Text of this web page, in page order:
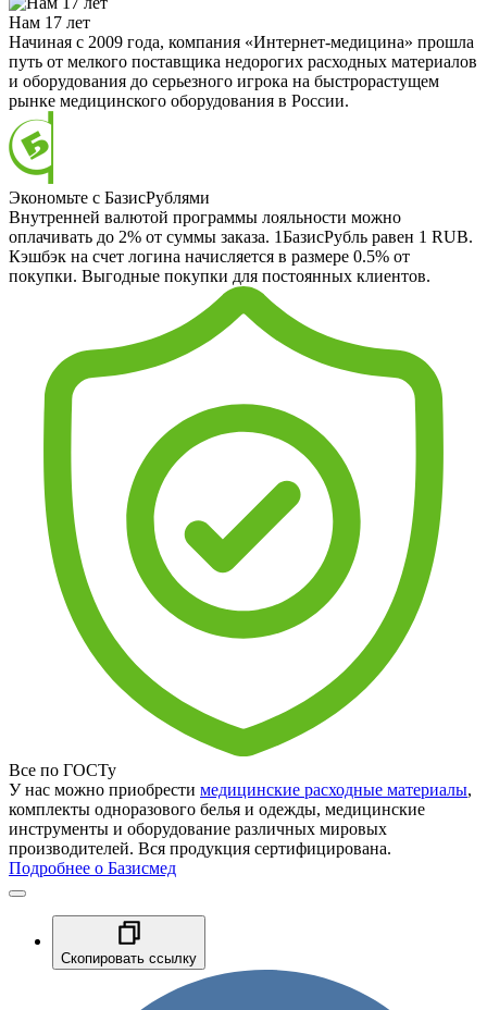
Нам 17 лет
Начиная с 2009 года, компания «Интернет-медицина» прошла
путь от мелкого поставщика недорогих расходных материалов
и оборудования до серьезного игрока на быстрорастущем
рынке медицинского оборудования в России.
Экономьте с БазисРублями
Внутренней валютой программы лояльности можно
оплачивать до 2% от суммы заказа. 1БазисРубль равен 1 RUB.
Кэшбэк на счет логина начисляется в размере 0.5% от
покупки. Выгодные покупки для постоянных клиентов.
Все по ГОСТу
У нас можно приобрести медицинские расходные материалы,
комплекты одноразового белья и одежды, медицинские
инструменты и оборудование различных мировых
производителей. Вся продукция сертифицирована.
Подробнее о Базисмед
Скопировать ссылку